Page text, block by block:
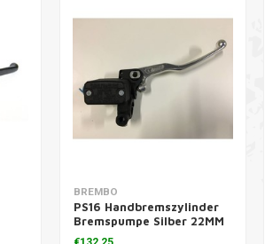
Zusatzinformation
BREMBO
PS16 Handbremszylinder
Bremspumpe Silber 22MM
Lenker